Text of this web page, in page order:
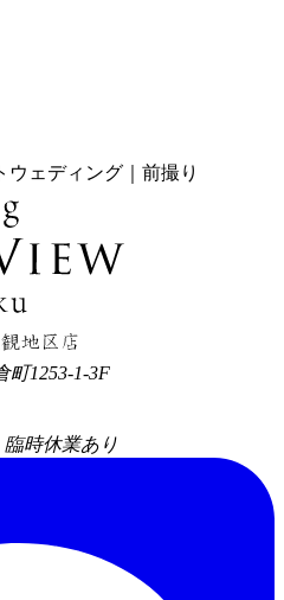
ウェディング｜前撮り
町1253-1-3F
時休業あり